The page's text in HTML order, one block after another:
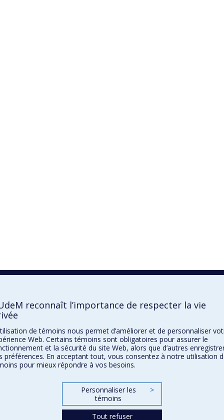
reconnaît l’importance de respecter la vie
de témoins nous permet d’améliorer et de personnaliser
Web. Certains témoins sont obligatoires pour assurer le
et la sécurité du site Web, alors que d’autres
préférences. En acceptant tout, vous consentez à notre utilisation
pour mieux répondre à vos besoins.
Personnaliser les
témoins
>
Tout refuser